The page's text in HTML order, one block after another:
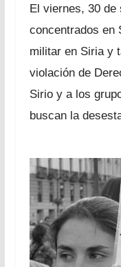
El viernes, 30 de
concentrados en
militar en Siria y
violación de
Sirio y a los
buscan la